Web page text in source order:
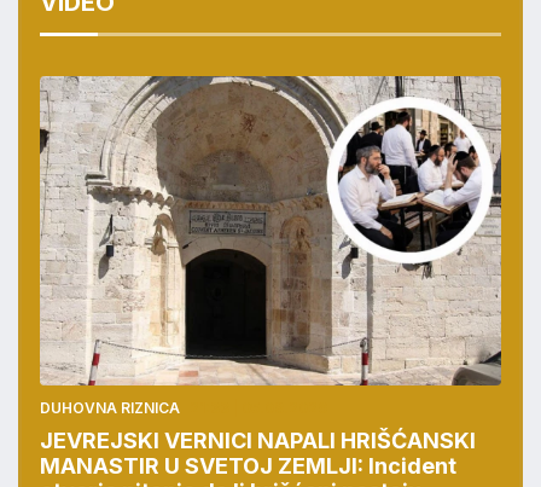
DUHOVNA RIZNICA
JEVREJSKI VERNICI NAPALI HRIŠĆANSKI
MANASTIR U SVETOJ ZEMLJI: Incident